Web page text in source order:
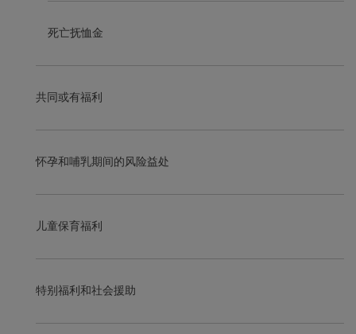
死亡抚恤金
共同或有福利
怀孕和哺乳期间的风险益处
儿童保育福利
特别福利和社会援助